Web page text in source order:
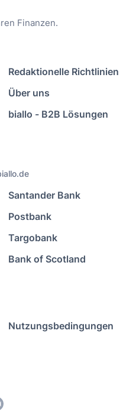
Finanzen.
Redaktionelle Richtlinien
Über uns
biallo - B2B Lösungen
Santander Bank
Postbank
Targobank
Bank of Scotland
Nutzungsbedingungen